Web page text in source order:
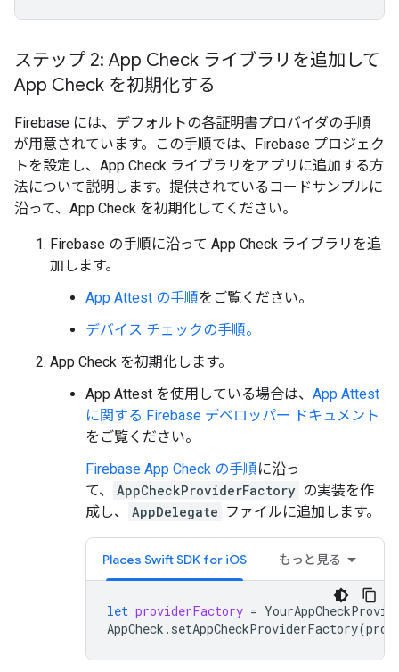
ステップ 2: App Check ライブラリを追加して
App Check を初期化する
Firebase には、デフォルトの各証明書プロバイダの手順
が用意されています。この手順では、Firebase プロジェク
トを設定し、App Check ライブラリをアプリに追加する方
法について説明します。提供されているコードサンプルに
沿って、App Check を初期化してください。
Firebase の手順に沿って App Check ライブラリを追
加します。
App Attest の手順をご覧ください。
デバイス チェックの手順。
App Check を初期化します。
App Attest を使用している場合は、 App Attest
に関する Firebase デベロッパー ドキュメント
をご覧ください。
Firebase App Check の手順に沿っ
て、
AppCheckProviderFactory の実装を作
成し、
AppDelegate ファイルに追加します。
Places Swift SDK for iOS もっと見る
let providerFactory =
AppCheck . setAppCheckProviderFactory(